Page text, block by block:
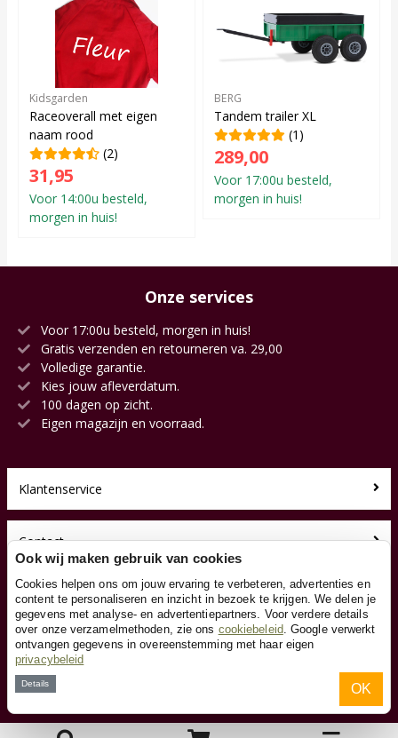
Kidsgarden
Raceoverall met eigen
naam rood
(2)
31,95
Voor 14:00u besteld,
morgen in huis!
BERG
Tandem trailer XL
(1)
289,00
Voor 17:00u besteld,
morgen in huis!
Onze services
Voor 17:00u besteld, morgen in huis!
Gratis verzenden en retourneren va. 29,00
Volledige garantie.
Kies jouw afleverdatum.
100 dagen op zicht.
Eigen magazijn en voorraad.
Klantenservice
Contact
Over ons
Toyfan BV
Skelters.nl
Waterwinweg 9
7572 PD Oldenzaal
Tel. 0541-228000
Facebook
Ook wij maken gebruik van cookies
Cookies helpen ons om jouw ervaring te verbeteren, advertenties en
content te personaliseren en inzicht in bezoek te krijgen. We delen je
gegevens met analyse- en advertentiepartners. Voor verdere details
over onze verzamelmethoden, zie ons cookiebeleid. Google verwerkt
ontvangen gegevens in overeenstemming met haar eigen
privacybeleid
Details OK